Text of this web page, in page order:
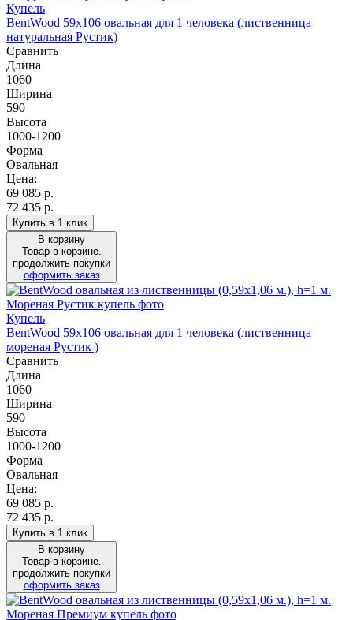
Купель
BentWood 59х106 овальная для 1 человека (лиственница
натуральная Рустик)
Сравнить
Длина
1060
Ширина
590
Высота
1000-1200
Форма
Овальная
Цена:
69 085 р.
72 435 р.
Купить в 1 клик
В корзину
Товар в корзине.
продолжить покупки
оформить заказ
Купель
BentWood 59х106 овальная для 1 человека (лиственница
мореная Рустик )
Сравнить
Длина
1060
Ширина
590
Высота
1000-1200
Форма
Овальная
Цена:
69 085 р.
72 435 р.
Купить в 1 клик
В корзину
Товар в корзине.
продолжить покупки
оформить заказ